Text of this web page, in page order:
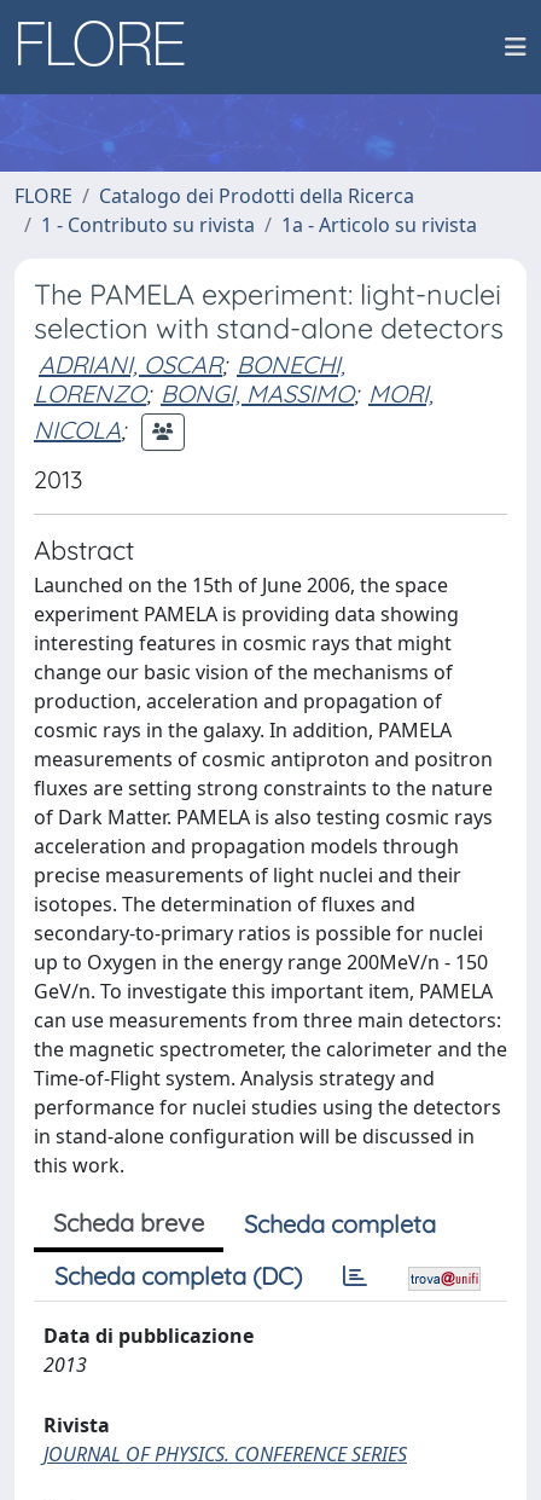
FLORE
Catalogo dei Prodotti della Ricerca
1 - Contributo su rivista
1a - Articolo su rivista
The PAMELA experiment: light-nuclei
selection with stand-alone detectors
ADRIANI, OSCAR; BONECHI,
LORENZO; BONGI, MASSIMO; MORI,
NICOLA;
2013
Abstract
Launched on the 15th of June 2006, the space
experiment PAMELA is providing data showing
interesting features in cosmic rays that might
change our basic vision of the mechanisms of
production, acceleration and propagation of
cosmic rays in the galaxy. In addition, PAMELA
measurements of cosmic antiproton and positron
fluxes are setting strong constraints to the nature
of Dark Matter. PAMELA is also testing cosmic rays
acceleration and propagation models through
precise measurements of light nuclei and their
isotopes. The determination of fluxes and
secondary-to-primary ratios is possible for nuclei
up to Oxygen in the energy range 200MeV/n - 150
GeV/n. To investigate this important item, PAMELA
can use measurements from three main detectors:
the magnetic spectrometer, the calorimeter and the
Time-of-Flight system. Analysis strategy and
performance for nuclei studies using the detectors
in stand-alone configuration will be discussed in
this work.
Scheda breve
Scheda completa
Scheda completa (DC)
Data di pubblicazione
2013
Rivista
JOURNAL OF PHYSICS. CONFERENCE SERIES